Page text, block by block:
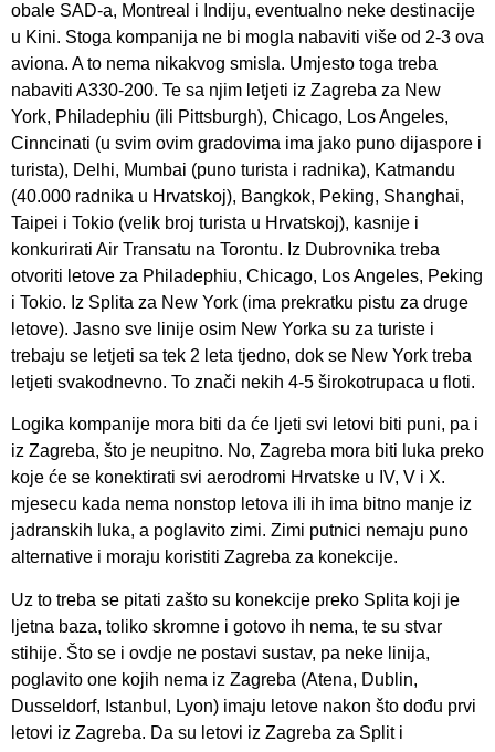
obale SAD-a, Montreal i Indiju, eventualno neke destinacije
u Kini. Stoga kompanija ne bi mogla nabaviti više od 2-3 ova
aviona. A to nema nikakvog smisla. Umjesto toga treba
nabaviti A330-200. Te sa njim letjeti iz Zagreba za New
York, Philadephiu (ili Pittsburgh), Chicago, Los Angeles,
Cinncinati (u svim ovim gradovima ima jako puno dijaspore i
turista), Delhi, Mumbai (puno turista i radnika), Katmandu
(40.000 radnika u Hrvatskoj), Bangkok, Peking, Shanghai,
Taipei i Tokio (velik broj turista u Hrvatskoj), kasnije i
konkurirati Air Transatu na Torontu. Iz Dubrovnika treba
otvoriti letove za Philadephiu, Chicago, Los Angeles, Peking
i Tokio. Iz Splita za New York (ima prekratku pistu za druge
letove). Jasno sve linije osim New Yorka su za turiste i
trebaju se letjeti sa tek 2 leta tjedno, dok se New York treba
letjeti svakodnevno. To znači nekih 4-5 širokotrupaca u floti.
Logika kompanije mora biti da će ljeti svi letovi biti puni, pa i
iz Zagreba, što je neupitno. No, Zagreba mora biti luka preko
koje će se konektirati svi aerodromi Hrvatske u IV, V i X.
mjesecu kada nema nonstop letova ili ih ima bitno manje iz
jadranskih luka, a poglavito zimi. Zimi putnici nemaju puno
alternative i moraju koristiti Zagreba za konekcije.
Uz to treba se pitati zašto su konekcije preko Splita koji je
ljetna baza, toliko skromne i gotovo ih nema, te su stvar
stihije. Što se i ovdje ne postavi sustav, pa neke linija,
poglavito one kojih nema iz Zagreba (Atena, Dublin,
Dusseldorf, Istanbul, Lyon) imaju letove nakon što dođu prvi
letovi iz Zagreba. Da su letovi iz Zagreba za Split i